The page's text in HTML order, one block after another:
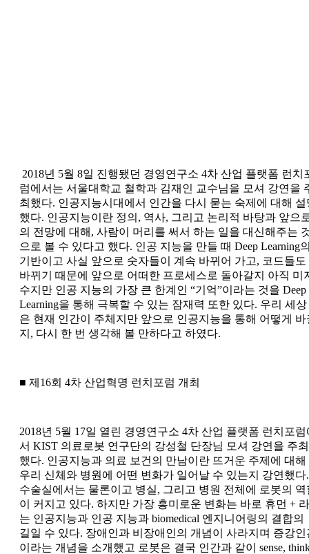
2018년 5월 8일 진행됐던 경영연구소 4차 산업 플랫폼 런치
럼에서는 서울대학교 철학과 김재인 교수님을 모셔 강연을
최했다. 인공지능시대에서 인간을 다시 묻는 숙제에 대해 설
했다. 인공지능이란 정의, 역사, 그리고 논리적 바탕과 앞으
의 전망에 대해, 사람이 머리를 써서 하는 일을 대신해주는
으로 볼 수 있다고 했다. 인공 지능을 만들 때 Deep Learning
기반이고 사실 앞으로 숫자들이 계속 바뀌어 가고, 코드들도
바뀌기 때문에 앞으로 어떠한 프로세스로 돌아갈지 아직 미
수지만 인공 지능의 가장 큰 한계인 “기억”이라는 것을 Deep
Learning을 통해 극복할 수 있는 잠재력 또한 있다. 우리 세상
은 현재 인간이 주체지만 앞으로 인공지능을 통해 어떻게 바
지, 다시 한 번 생각해 볼 만하다고 하였다.
■ 제16회 4차 산업혁명 런치포럼 개최
2018년 5월 17일 열린 경영연구소 4차 산업 플랫폼 런치포럼
서 KIST 의료로봇 연구단의 강성철 단장님 모셔 강연을 주최
했다. 인공지능과 의료 보건의 만남이란 뜨거운 주제에 대해
우리 신체와 병원에 어떤 변화가 일어날 수 있는지 강연했다.
수술실에서는 물론이고 병실, 그리고 병원 전체에 로봇의 역
이 커지고 있다. 하지만 가장 흥미로운 변화는 바로 휴먼 + 라
는 인공지능과 인공 지능과 biomedical 엔지니어링의 결합의
길일 수 있다. 장애인과 비장애인의 개념이 사라지며 증강인
이라는 개념을 소개했고 로봇은 결국 인간과 같이 sense,